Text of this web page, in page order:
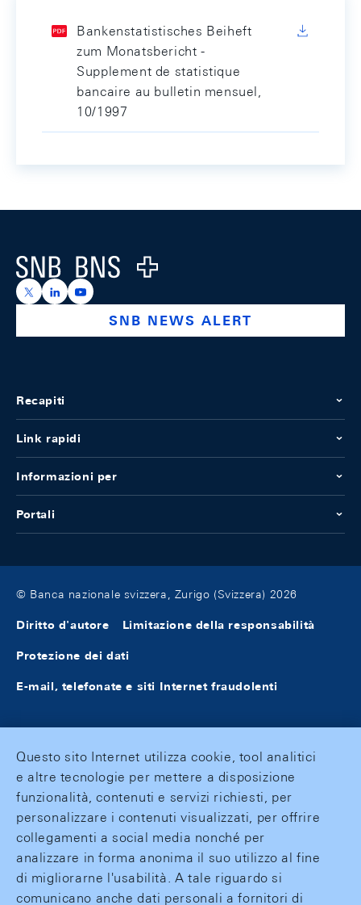
Bankenstatistisches Beiheft
zum Monatsbericht -
Supplement de statistique
bancaire au bulletin mensuel,
10/1997
Logo
https://x.com/snb_bns
https://ch.linkedin.com/company/swiss-national-
https://www.youtube.com/@swissnationalbank
SNB NEWS ALERT
Recapiti
Link rapidi
Informazioni per
Portali
© Banca nazionale svizzera, Zurigo (Svizzera) 2026
Diritto d'autore Limitazione della responsabilità
Protezione dei dati
E-mail, telefonate e siti Internet fraudolenti
Questo sito Internet utilizza cookie, tool analitici
e altre tecnologie per mettere a disposizione
funzionalità, contenuti e servizi richiesti, per
personalizzare i contenuti visualizzati, per offrire
collegamenti a social media nonché per
analizzare in forma anonima il suo utilizzo al fine
di migliorarne l'usabilità. A tale riguardo si
comunicano anche dati personali a fornitori di